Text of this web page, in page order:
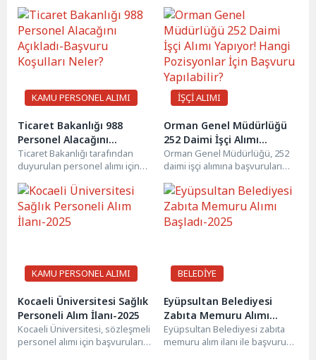
geniş kariyer fırsatları...
açıkladı. Alımların sağlık...
KAMU PERSONEL ALIMI
Ticaret Bakanlığı 988
Personel Alacağını
Açıkladı-Başvuru Koşulları
Neler?
Ticaret Bakanlığı tarafından
duyurulan personel alımı için
sözleşmeli ve 123 kadrolu
personel...
İŞÇİ ALIMI
Orman Genel Müdürlüğü
252 Daimi İşçi Alımı
Yapıyor! Hangi Pozisyonlar
İçin Başvuru Yapılabilir?
Orman Genel Müdürlüğü, 252
daimi işçi alımına başvuruları
otomotiv elektrikçisi gibi...
KAMU PERSONEL ALIMI
Kocaeli Üniversitesi Sağlık
Personeli Alım İlanı-2025
Kocaeli Üniversitesi, sözleşmeli
personel alımı için başvuruları
BELEDİYE
Eyüpsultan Belediyesi
Zabıta Memuru Alımı
Başladı-2025
Eyüpsultan Belediyesi zabıta
memuru alım ilanı ile başvuru